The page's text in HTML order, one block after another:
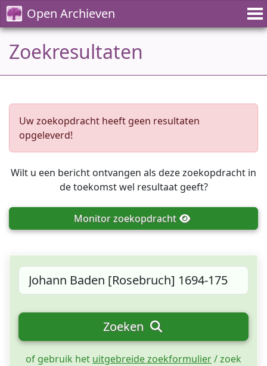
Open Archieven
Zoekresultaten
Uw zoekopdracht heeft geen resultaten
opgeleverd!
Wilt u een bericht ontvangen als deze zoekopdracht in
de toekomst wel resultaat geeft?
Monitorzoekopdracht
Zoeken
of gebruik het uitgebreide zoekformulier/ zoek